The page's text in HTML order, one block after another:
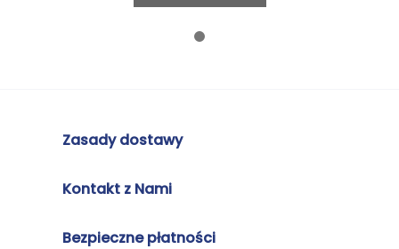
Zasady dostawy
Kontakt z Nami
Bezpieczne płatności